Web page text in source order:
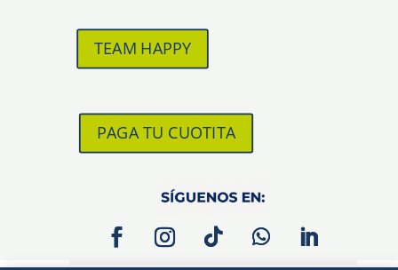
TEAM HAPPY
PAGA TU CUOTITA